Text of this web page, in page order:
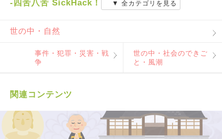
-四苦八苦 SickHack！
▼ 全カテゴリを見る
世の中・自然
事件・犯罪・災害・戦
争
世の中・社会のできご
と・風潮
関連コンテンツ